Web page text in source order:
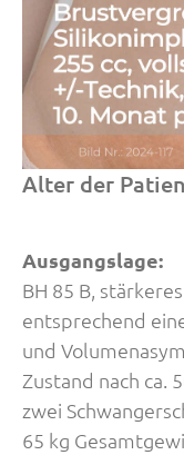
Alter der
Ausgangslage:
BH 85 B,
entsprechend
und
Zustand nach ca.
zwei
65 kg